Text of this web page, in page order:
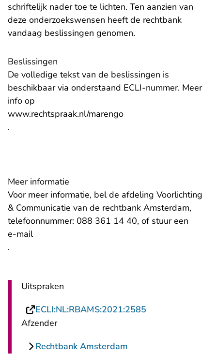
schriftelijk nader toe te lichten. Ten aanzien van
deze onderzoekswensen heeft de rechtbank
vandaag beslissingen genomen.
Beslissingen
De volledige tekst van de beslissingen is
beschikbaar via onderstaand ECLI-nummer. Meer
info op
www.rechtspraak.nl/marengo
.
Meer informatie
Voor meer informatie, bel de afdeling Voorlichting
& Communicatie van de rechtbank Amsterdam,
telefoonnummer: 088 361 14 40, of stuur een
e-mail- U verlaat Rechtspraak.nl
.
Uitspraken
ECLI:NL:RBAMS:2021:2585
Afzender
Rechtbank Amsterdam